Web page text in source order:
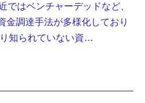
ではベンチャーデッドなど、
金調達手法が多様化しており
知られていない資…